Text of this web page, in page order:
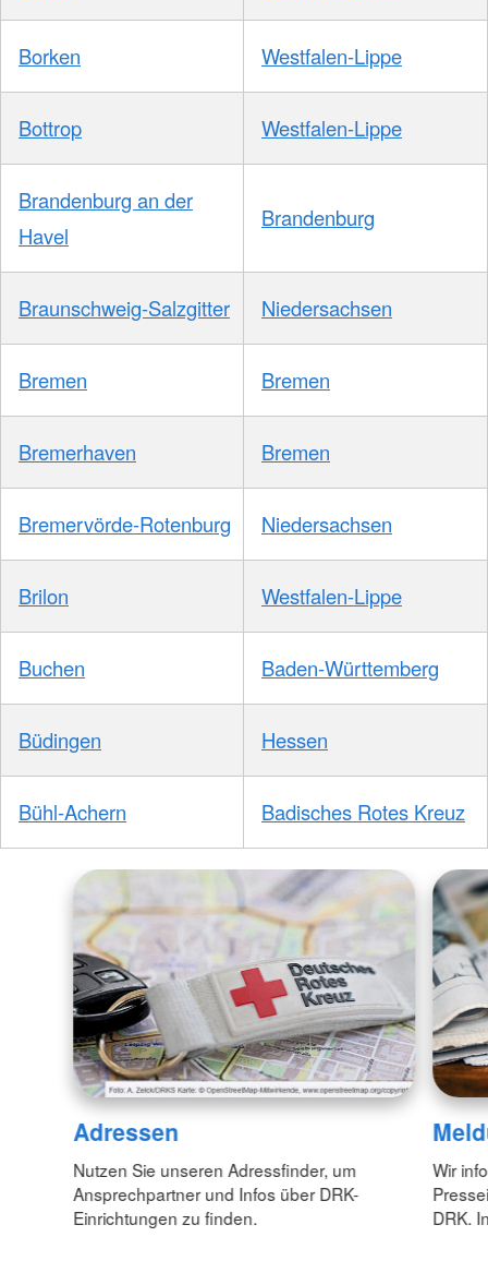
Borken Westfalen-Lippe
Bottrop Westfalen-Lippe
Brandenburg an der
Havel
Brandenburg
Braunschweig-Salzgitter Niedersachsen
Bremen Bremen
Bremerhaven Bremen
Bremervörde-Rotenburg Niedersachsen
Brilon Westfalen-Lippe
Buchen Baden-Württemberg
Büdingen Hessen
Bühl-Achern Badisches Rotes Kreuz
Adressen
Nutzen Sie unseren Adressfinder, um
Ansprechpartner und Infos über DRK-
Einrichtungen zu finden.
Wir
DRK.